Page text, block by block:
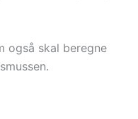
også skal beregne